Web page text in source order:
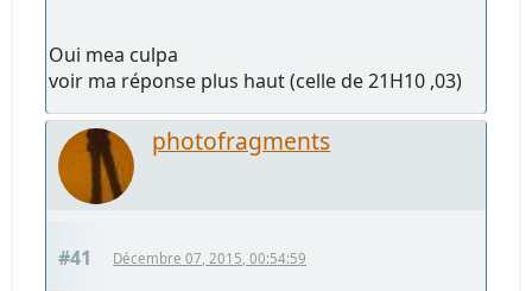
Oui mea culpa
voir ma réponse plus haut (celle de 21H10 ,03)
photofragments
#41 Décembre 07, 2015, 00:54:59